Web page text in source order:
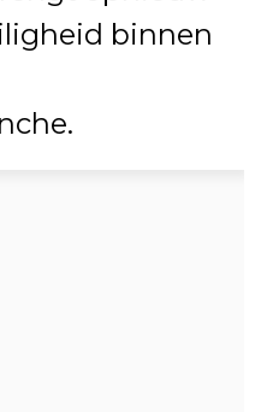
binnen